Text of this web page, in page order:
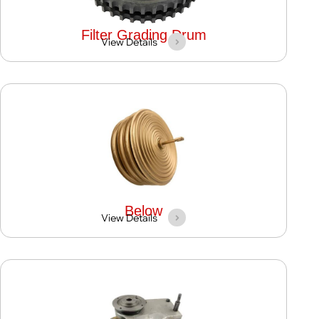
Filter Grading Drum
View Details
Below
View Details